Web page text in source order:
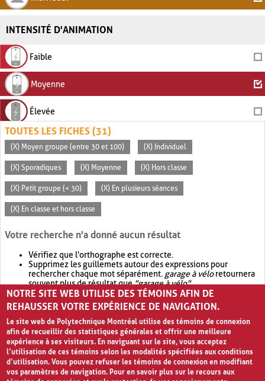
INTENSITÉ D'ANIMATION
Faible
Moyenne
Élevée
TOUTES LES FICHES (31)
(X) Moyen groupe (entre 30 et 100) (X) Individuel
(X) Sporadiques (X) Moyenne (X) Hors classe
(X) Petit groupe (< 30) (X) En plusieurs séances
(X) En classe et hors classe
Votre recherche n'a donné aucun résultat
Vérifiez que l'orthographe est correcte.
Supprimez les guillemets autour des expressions pour
rechercher chaque mot séparément. garage à véloretournera
souvent plus de résultat que"garage à vélo".
Envisagez d'élargir votre recherche avec OR.garage OR vélo
retournera souvent plus de résultat quegarage à vélo
NOTRE SITE WEB UTILISE DES TÉMOINS AFIN DE
REHAUSSER VOTRE EXPÉRIENCE DE NAVIGATION.
Le site web de Polytechnique Montréal utilise des témoins de connexion
afin de recueillir des statistiques générales et offrir une meilleure
expérience à ses visiteurs. En naviguant sur le site, vous acceptez
l’utilisation de ces témoins selon les modalités spécifiées aux conditions
d’utilisation. Vous pouvez refuser les témoins de connexion en modifiant
vos paramètres de navigation. Pour en savoir plus sur le recours aux